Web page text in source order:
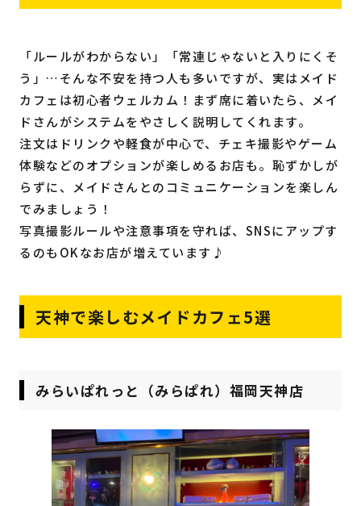
「ルールがわからない」「常連じゃないと入りにくそ
う」…そんな不安を持つ人も多いですが、実はメイド
カフェは初心者ウェルカム！まず席に着いたら、メイ
ドさんがシステムをやさしく説明してくれます。
注文はドリンクや軽食が中心で、チェキ撮影やゲーム
体験などのオプションが楽しめるお店も。恥ずかしが
らずに、メイドさんとのコミュニケーションを楽しん
でみましょう！
写真撮影ルールや注意事項を守れば、SNSにアップす
るのもOKなお店が増えています♪
天神で楽しむメイドカフェ5選
みらいぱれっと（みらぱれ）福岡天神店